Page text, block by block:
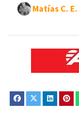
Matías C.